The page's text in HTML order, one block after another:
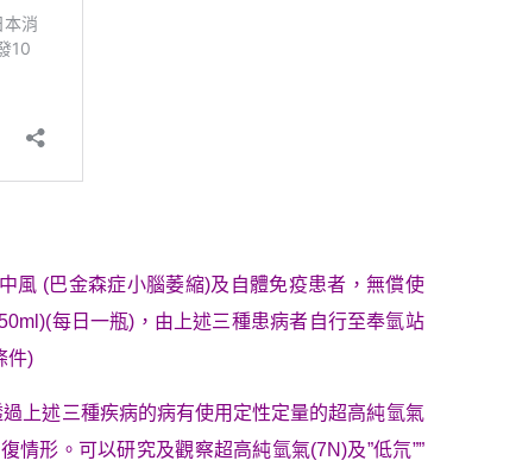
風 (巴金森症小腦萎縮)及自體免疫患者，無償使
每日一瓶)，由上述三種患病者自行至奉氫站
件)
上述三種疾病的病有使用定性定量的超高純氫氣
情形。可以研究及觀察超高純氫氣(7N)及”低氘””